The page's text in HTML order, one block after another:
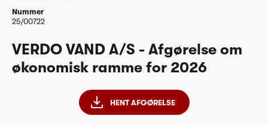
Nummer
25/00722
VERDO VAND A/S - Afgørelse om
økonomisk ramme for 2026
HENT AFGØRELSE